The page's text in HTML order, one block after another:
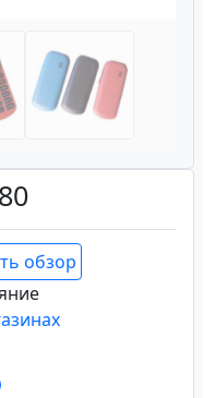
обзор